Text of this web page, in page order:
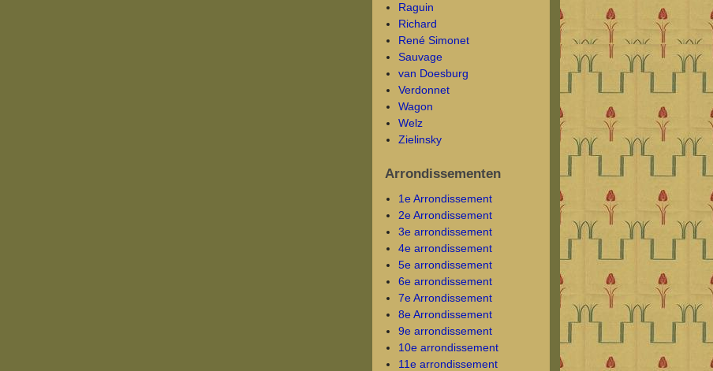
Raguin
Richard
René Simonet
Sauvage
van Doesburg
Verdonnet
Wagon
Welz
Zielinsky
Arrondissementen
1e Arrondissement
2e Arrondissement
3e arrondissement
4e arrondissement
5e arrondissement
6e arrondissement
7e Arrondissement
8e Arrondissement
9e arrondissement
10e arrondissement
11e arrondissement